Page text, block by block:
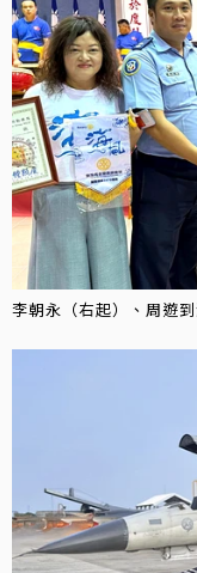
李朝永（右起）、周遊